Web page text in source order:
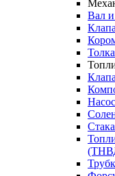
Вал